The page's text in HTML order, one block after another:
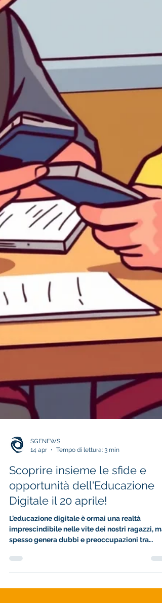
14 apr
Tempo di lettura: 3 min
Scoprire insieme le sfide e
opportunità dell'Educazione
Digitale il 20 aprile!
L’educazione digitale è ormai una realtà
spesso genera dubbi e preoccupazioni tra
genitori e insegnanti. Come possiamo